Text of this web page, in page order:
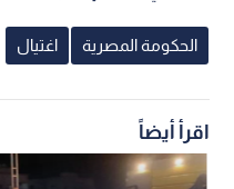
الحكومة المصرية اغتيال
اقرأ أيضاً